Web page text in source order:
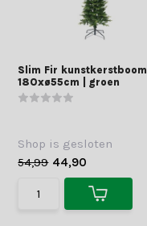
Slim Fir kunstkerstboom
180xø55cm | groen
Shop is gesloten
54,99 44,90